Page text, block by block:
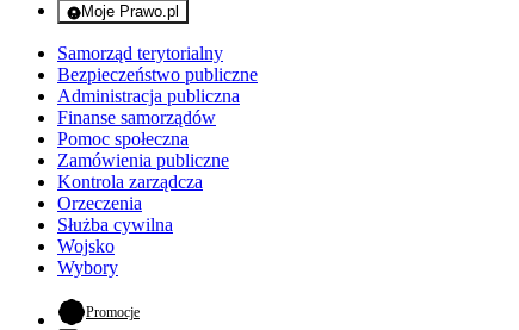
Moje Prawo.pl
- rejestracja i logowanie do serwisu
Samorząd terytorialny
Bezpieczeństwo publiczne
Administracja publiczna
Finanse samorządów
Pomoc społeczna
Zamówienia publiczne
Kontrola zarządcza
Orzeczenia
Służba cywilna
Wojsko
Wybory
Promocje- otwiera się w nowej karcie